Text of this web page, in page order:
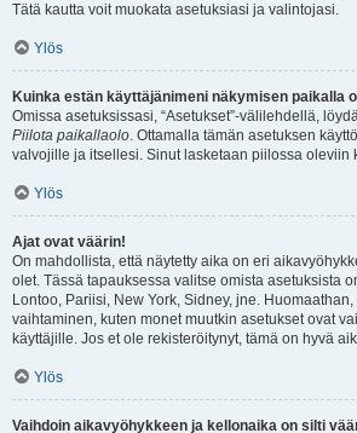
Tätä kautta voit muokata asetuksiasi ja valintojasi.
Ylös
Kuinka estän käyttäjänimeni näkymisen paikalla
Omissa asetuksissasi, “Asetukset”-välilehdellä,
Piilota paikallaolo. Ottamalla tämän asetuksen
valvojille ja itsellesi. Sinut lasketaan piilossa oleviin
Ylös
Ajat ovat väärin!
On mahdollista, että näytetty aika on eri
olet. Tässä tapauksessa valitse omista asetuksista
Lontoo, Pariisi, New York, Sidney, jne.
vaihtaminen, kuten monet muutkin asetukset ovat
käyttäjille. Jos et ole rekisteröitynyt, tämä on hyvä
Ylös
Vaihdoin aikavyöhykkeen ja kellonaika on silti